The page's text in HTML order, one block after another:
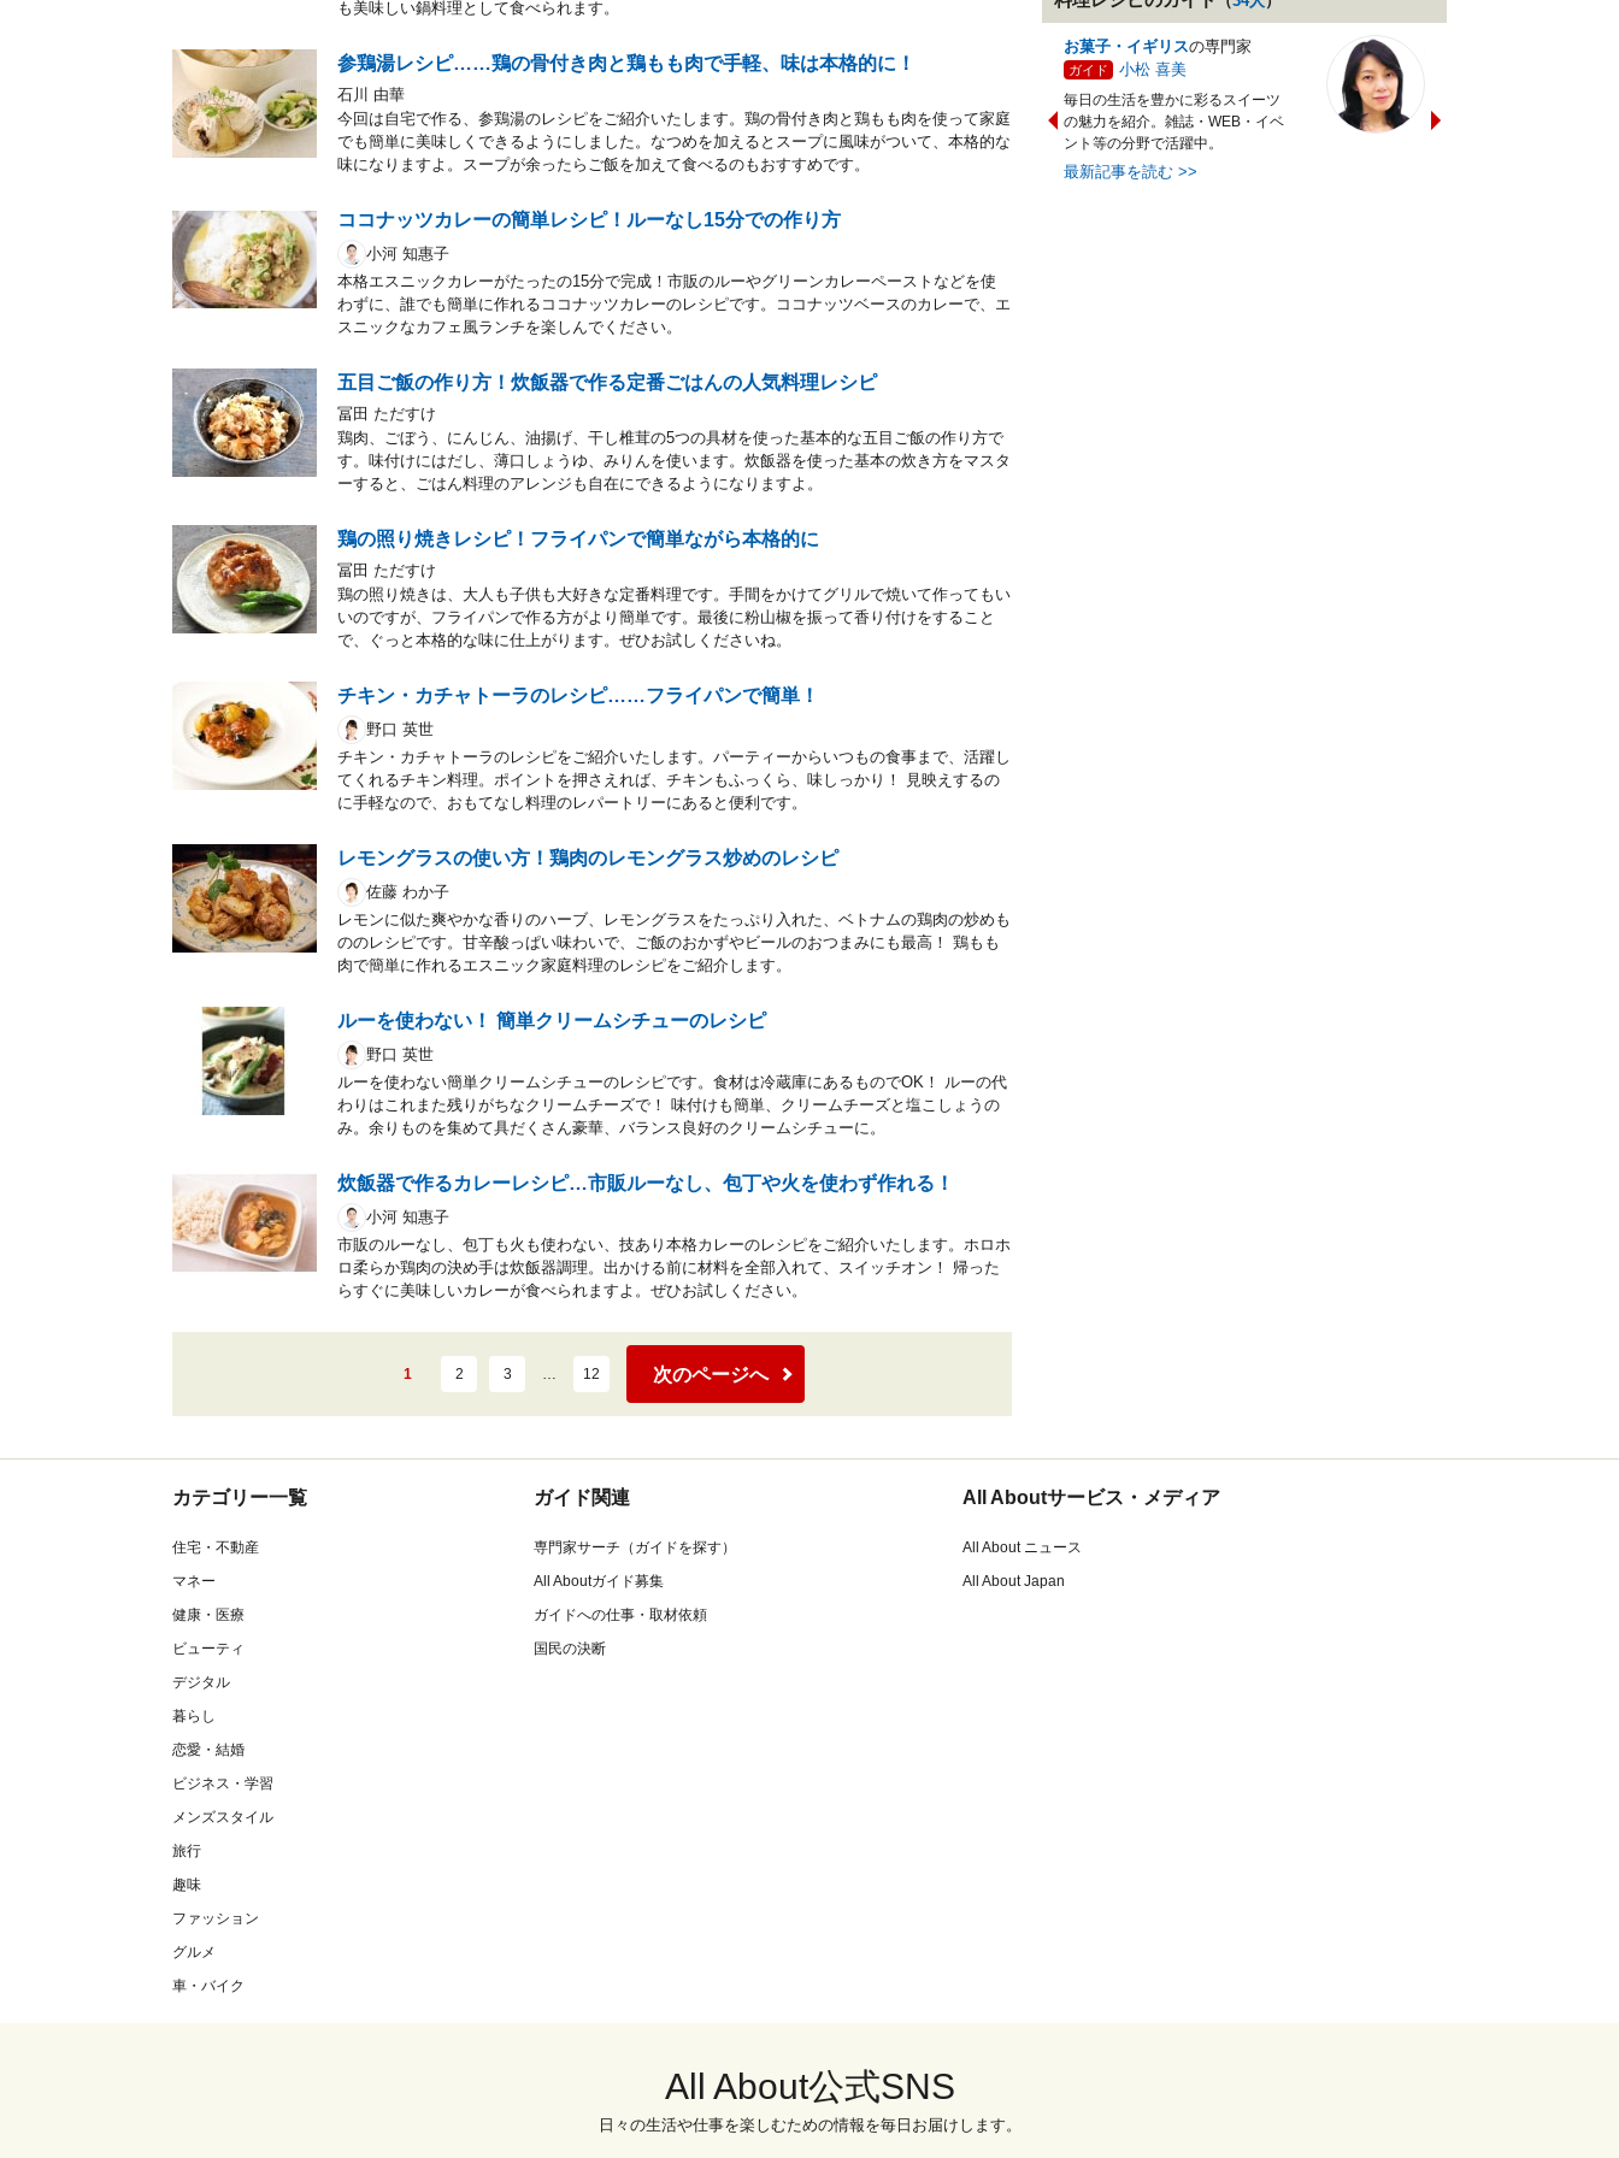
も美味しい鍋料理として食べられます。
参鶏湯レシピ……鶏の骨付き肉と鶏もも肉で手軽、味は本格的に！
石川 由華
今回は自宅で作る、参鶏湯のレシピをご紹介いたします。鶏の骨付き肉と鶏もも肉を使って家庭
でも簡単に美味しくできるようにしました。なつめを加えるとスープに風味がついて、本格的な
味になりますよ。スープが余ったらご飯を加えて食べるのもおすすめです。
ココナッツカレーの簡単レシピ！ルーなし15分での作り方
小河 知惠子
本格エスニックカレーがたったの15分で完成！市販のルーやグリーンカレーペーストなどを使
わずに、誰でも簡単に作れるココナッツカレーのレシピです。ココナッツベースのカレーで、エ
スニックなカフェ風ランチを楽しんでください。
五目ご飯の作り方！炊飯器で作る定番ごはんの人気料理レシピ
冨田 ただすけ
鶏肉、ごぼう、にんじん、油揚げ、干し椎茸の5つの具材を使った基本的な五目ご飯の作り方で
す。味付けにはだし、薄口しょうゆ、みりんを使います。炊飯器を使った基本の炊き方をマスタ
ーすると、ごはん料理のアレンジも自在にできるようになりますよ。
鶏の照り焼きレシピ！フライパンで簡単ながら本格的に
冨田 ただすけ
鶏の照り焼きは、大人も子供も大好きな定番料理です。手間をかけてグリルで焼いて作ってもい
いのですが、フライパンで作る方がより簡単です。最後に粉山椒を振って香り付けをすること
で、ぐっと本格的な味に仕上がります。ぜひお試しくださいね。
チキン・カチャトーラのレシピ……フライパンで簡単！
野口 英世
チキン・カチャトーラのレシピをご紹介いたします。パーティーからいつもの食事まで、活躍し
てくれるチキン料理。ポイントを押さえれば、チキンもふっくら、味しっかり！ 見映えするの
に手軽なので、おもてなし料理のレパートリーにあると便利です。
レモングラスの使い方！鶏肉のレモングラス炒めのレシピ
佐藤 わか子
レモンに似た爽やかな香りのハーブ、レモングラスをたっぷり入れた、ベトナムの鶏肉の炒めも
ののレシピです。甘辛酸っぱい味わいで、ご飯のおかずやビールのおつまみにも最高！ 鶏もも
肉で簡単に作れるエスニック家庭料理のレシピをご紹介します。
ルーを使わない！ 簡単クリームシチューのレシピ
野口 英世
ルーを使わない簡単クリームシチューのレシピです。食材は冷蔵庫にあるものでOK！ ルーの代
わりはこれまた残りがちなクリームチーズで！ 味付けも簡単、クリームチーズと塩こしょうの
み。余りものを集めて具だくさん豪華、バランス良好のクリームシチューに。
炊飯器で作るカレーレシピ…市販ルーなし、包丁や火を使わず作れる！
小河 知惠子
市販のルーなし、包丁も火も使わない、技あり本格カレーのレシピをご紹介いたします。ホロホ
ロ柔らか鶏肉の決め手は炊飯器調理。出かける前に材料を全部入れて、スイッチオン！ 帰った
らすぐに美味しいカレーが食べられますよ。ぜひお試しください。
1 2 3 … 12 次のページへ
お菓子・イギリスの専門家
ガイド 小松 喜美
毎日の生活を豊かに彩るスイーツ
の魅力を紹介。雑誌・WEB・イベ
ント等の分野で活躍中。
最新記事を読む >>
ターの資格を活かし老舗料亭
カテゴリー一覧
住宅・不動産
マネー
健康・医療
ビューティ
デジタル
暮らし
恋愛・結婚
ビジネス・学習
メンズスタイル
旅行
趣味
ファッション
グルメ
車・バイク
ガイド関連
専門家サーチ（ガイドを探す）
All Aboutガイド募集
ガイドへの仕事・取材依頼
国民の決断
All Aboutサービス・メディア
All About ニュース
All About Japan
All About公式SNS
日々の生活や仕事を楽しむための情報を毎日お届けします。